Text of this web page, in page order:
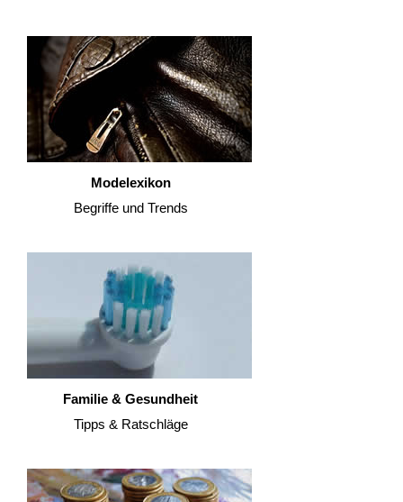
Modelexikon
Begriffe und Trends
Familie & Gesundheit
Tipps & Ratschläge